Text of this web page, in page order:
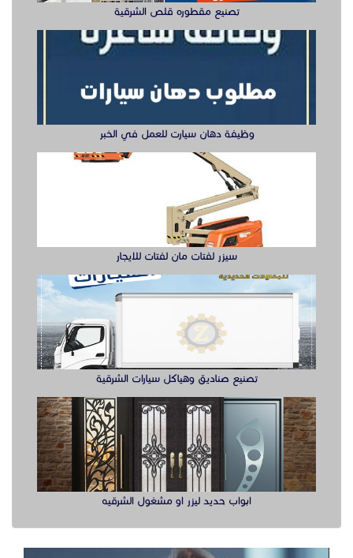
تصنيع مقطوره قلص الشرقية
وظيفة دهان سيارت للعمل في الخبر
سيزر لفتات مان لفتات للايجار
تصنيع صناديق وهياكل سيارات الشرقية
ابواب حديد ليزر او مشغول الشرقيه